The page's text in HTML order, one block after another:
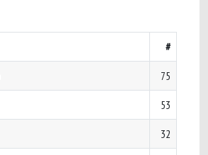
#
75
53
32